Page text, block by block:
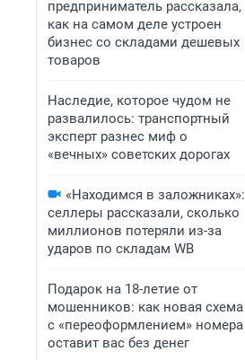
предприниматель рассказала,
как на самом деле устроен
бизнес со складами дешевых
товаров
Наследие, которое чудом не
развалилось: транспортный
эксперт разнес миф о
«вечных» советских дорогах
«Находимся в заложниках»:
селлеры рассказали, сколько
миллионов потеряли из-за
ударов по складам WB
Подарок на 18-летие от
мошенников: как новая схема
с «переоформлением» номера
оставит вас без денег